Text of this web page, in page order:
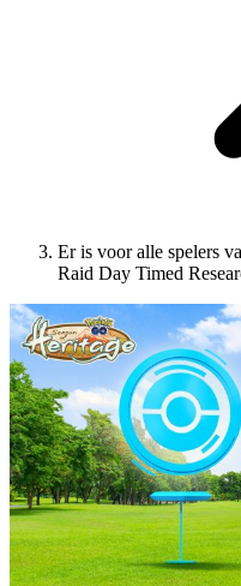
Er is voor alle spelers
Raid Day Timed